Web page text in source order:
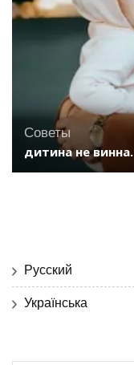
Советы
дитина не винна.
Русский
Українська